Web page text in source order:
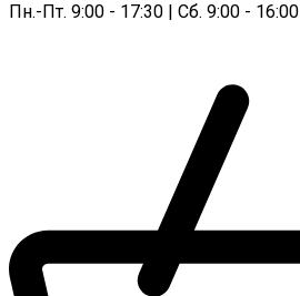
Пн.-Пт. 9:00 - 17:30 | Сб. 9:00 - 16:00